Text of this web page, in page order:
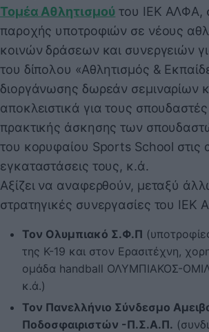
Τομέα Αθλητισμού του ΙΕΚ ΑΛΦΑ,
παροχής υποτροφιών σε νέους
κοινών δράσεων και συνεργειών
του δίπολου «Αθλητισμός &
διοργάνωσης δωρεάν σεμιναρίων
αποκλειστικά για τους
πρακτικής άσκησης των
του κορυφαίου Sports School στις
εγκαταστάσεις τους, κ.ά.
Αξίζει να αναφερθούν, μεταξύ
στρατηγικές συνεργασίες του ΙΕΚ
Τον Ολυμπιακό Σ.Φ.Π
της Κ-19 και στον Ερασιτέχνη,
ομάδα handball ΟΛΥΜΠΙΑΚΟΣ-
κ.ά.)
Τον Πανελλήνιο Σύνδεσμο
Ποδοσφαιριστών -Π.Σ.Α.Π.